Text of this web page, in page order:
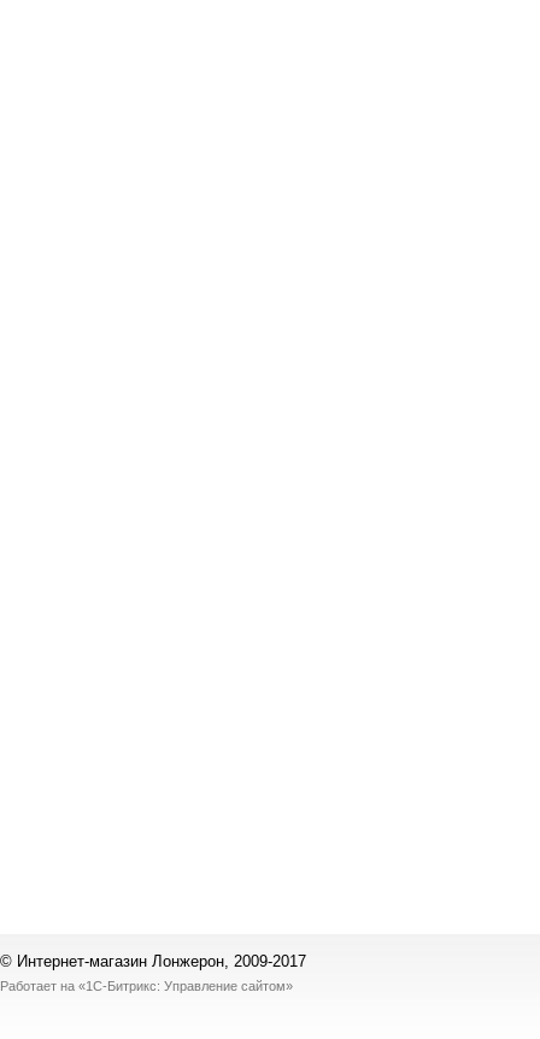
© Интернет-магазин Лонжерон, 2009-2017
Работает на «1С-Битрикс: Управление сайтом»